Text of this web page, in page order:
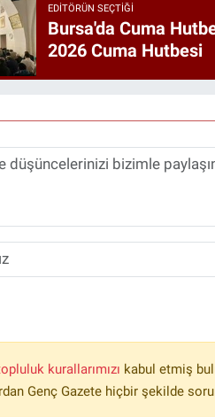
EDITÖRÜN SEÇTIĞI
Bursa'da Cuma
2026 Cuma Hutbesi
kurallarımızı kabul etmiş
Genç Gazete hiçbir şekilde